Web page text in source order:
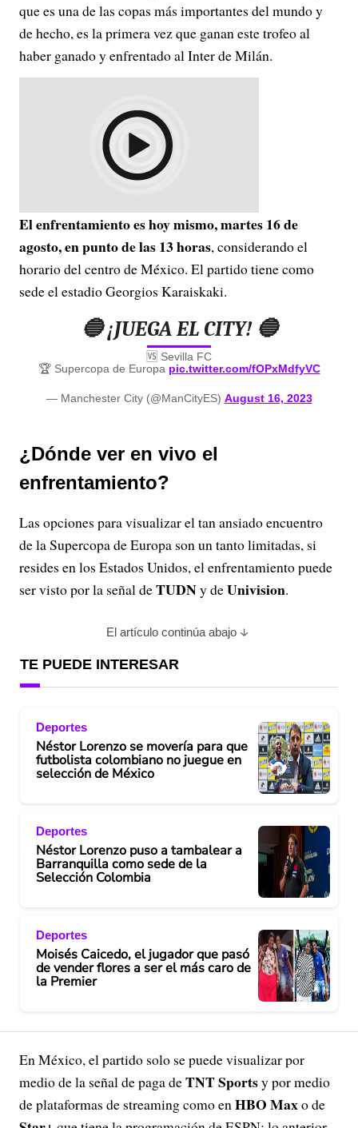
que es una de las copas más importantes del mundo y
de hecho, es la primera vez que ganan este trofeo al
haber ganado y enfrentado al Inter de Milán.
El enfrentamiento es hoy mismo, martes 16 de
agosto, en punto de las 13 horas, considerando el
horario del centro de México. El partido tiene como
sede el estadio Georgios Karaiskaki.
🔵 ¡JUEGA EL CITY! 🔵
🆚 Sevilla FC
🏆 Supercopa de Europa pic.twitter.com/fOPxMdfyVC
— Manchester City (@ManCityES) August 16, 2023
¿Dónde ver en vivo el
enfrentamiento?
Las opciones para visualizar el tan ansiado encuentro
de la Supercopa de Europa son un tanto limitadas, si
resides en los Estados Unidos, el enfrentamiento puede
ser visto por la señal deTUDNy deUnivision.
El artículo continúa abajo
TE PUEDE INTERESAR
Deportes
Néstor Lorenzo se movería para que
futbolista colombiano no juegue en
selección de México
Deportes
Néstor Lorenzo puso a tambalear a
Barranquilla como sede de la
Selección Colombia
Deportes
Moisés Caicedo, el jugador que pasó
de vender flores a ser el más caro de
la Premier
En México, el partido solo se puede visualizar por
medio de la señal de paga deTNT Sportsy por medio
de plataformas de streaming como enHBO Maxo de